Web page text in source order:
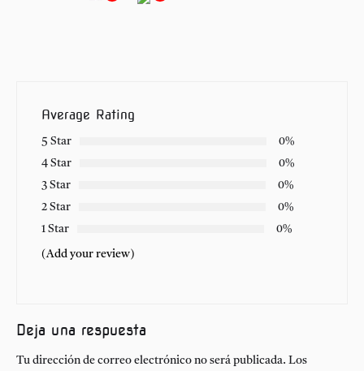
Average Rating
5 Star
0%
4 Star
0%
3 Star
0%
2 Star
0%
1 Star
0%
(Add your review)
Deja una respuesta
Tu dirección de correo electrónico no será publicada. Los